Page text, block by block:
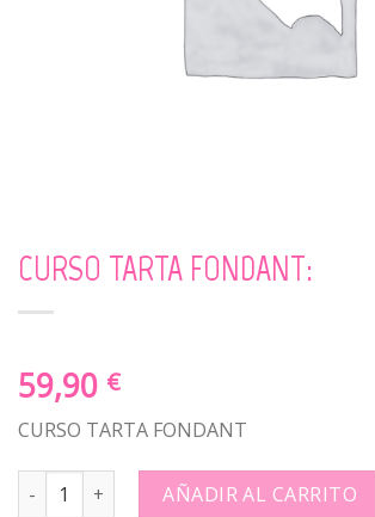
CURSO TARTA FONDANT:
59,90 €
CURSO TARTA FONDANT
CURSO TARTA FONDANT: quantity
AÑADIR AL CARRITO